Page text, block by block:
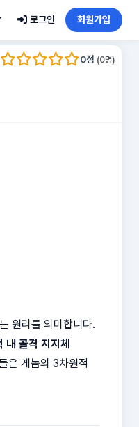
로그인 회원가입
0점 (0명)
원리를 의미합니다.
내 골격 지지체
은 게놈의 3차원적